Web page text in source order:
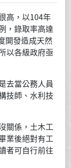
高，以104年
，錄取率高達
開發造成天然
以各級政府亟
去當公務人員
技師、水利技
關係，土木工
業後絕對有工
者可自行前往